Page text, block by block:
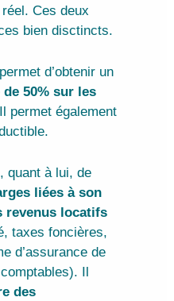
Ces deux
bien disctincts.
permet d’obtenir un
50% sur les
Il permet également
quant à lui, de
liées à son
revenus locatifs
taxes foncières,
d’assurance de
Il
des